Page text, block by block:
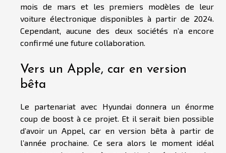
mois de mars et les premiers modèles de leur
voiture électronique disponibles à partir de 2024.
Cependant, aucune des deux sociétés n’a encore
confirmé une future collaboration.
Vers un Apple, car en version
bêta
Le partenariat avec Hyundai donnera un énorme
coup de boost à ce projet. Et il serait bien possible
d’avoir un Appel, car en version bêta à partir de
l’année prochaine. Ce sera alors le moment idéal